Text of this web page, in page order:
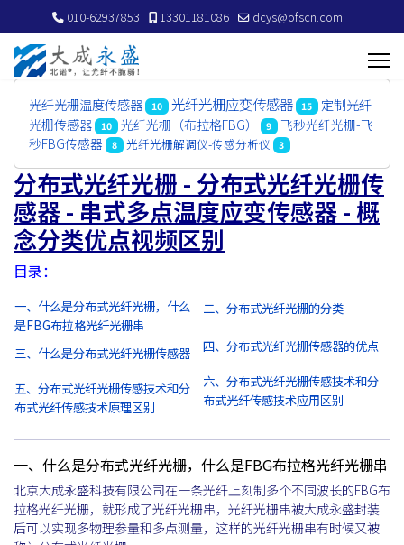
010-62937853 13301181086 dcys@ofscn.com
光纤光栅温度传感器 10 光纤光栅应变传感器 15
定制光纤
光栅传感器
10 光纤光栅（布拉格FBG） 9
飞秒光纤光栅-飞
秒FBG传感器
8 光纤光栅解调仪-传感分析仪 3
分布式光纤光栅 - 分布式光纤光栅传
感器 - 串式多点温度应变传感器 - 概
念分类优点视频区别
目录：
一、什么是分布式光纤光栅，什么
是FBG布拉格光纤光栅串
二、分布式光纤光栅的分类
三、什么是分布式光纤光栅传感器 四、分布式光纤光栅传感器的优点
五、分布式光纤光栅传感技术和分
布式光纤传感技术原理区别
六、分布式光纤光栅传感技术和分
布式光纤传感技术应用区别
一、什么是分布式光纤光栅，什么是FBG布拉格光纤光栅串
北京大成永盛科技有限公司在一条光纤上刻制多个不同波长的FBG布
拉格光纤光栅，就形成了光纤光栅串，光纤光栅串被大成永盛封装
后可以实现多物理参量和多点测量，这样的光纤光栅串有时候又被